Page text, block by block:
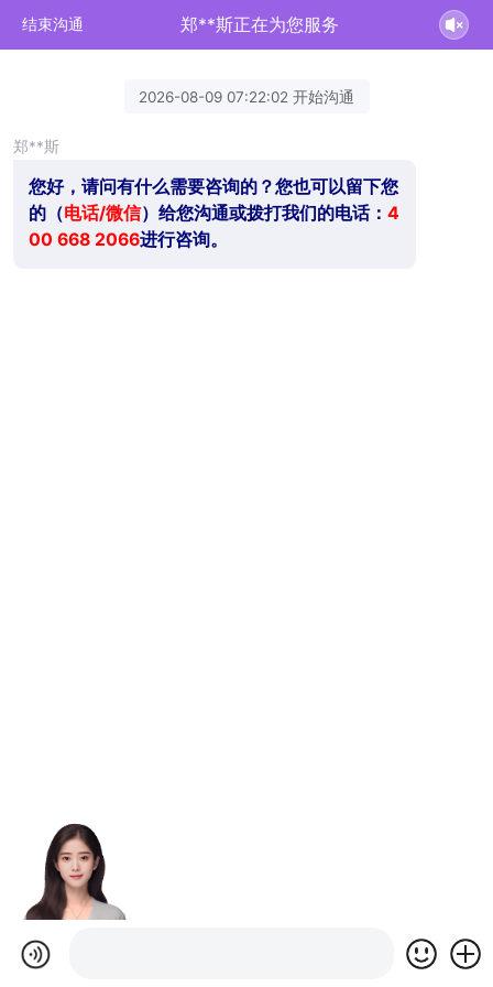
结束沟通 郑**斯正在为您服务
2026-08-09 07:22:02 开始沟通
郑**斯
您好，请问有什么需要咨询的？您也可以留下您
的（电话/微信）给您沟通或拨打我们的电话： 4
00 668 2066进行咨询。